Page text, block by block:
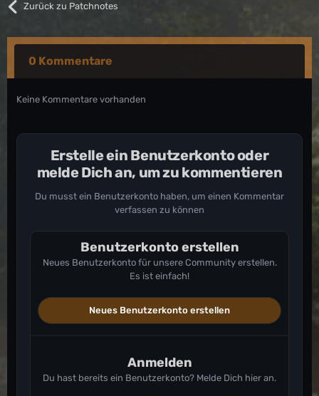
Zurück zu Patchnotes
0 Kommentare
Keine Kommentare vorhanden
Erstelle ein Benutzerkonto oder
melde Dich an, um zu kommentieren
Du musst ein Benutzerkonto haben, um einen Kommentar
verfassen zu können
Benutzerkonto erstellen
Neues Benutzerkonto für unsere Community erstellen.
Es ist einfach!
Neues Benutzerkonto erstellen
Anmelden
Du hast bereits ein Benutzerkonto? Melde Dich hier an.